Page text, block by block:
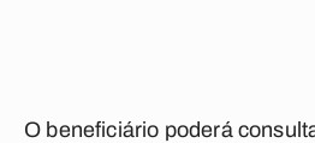
O beneficiário poderá